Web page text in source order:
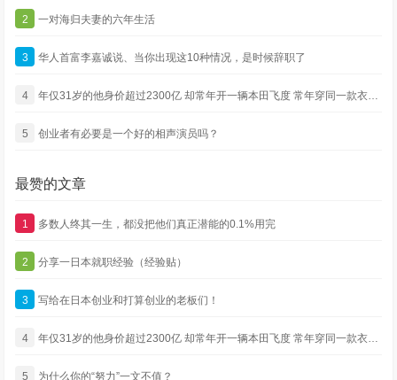
2 一对海归夫妻的六年生活
3 华人首富李嘉诚说、当你出现这10种情况，是时候辞职了
4 年仅31岁的他身价超过2300亿 却常年开一辆本田飞度 常年穿同一款衣服 还没有绯闻
5 创业者有必要是一个好的相声演员吗？
最赞的文章
1 多数人终其一生，都没把他们真正潜能的0.1%用完
2 分享一日本就职经验（经验贴）
3 写给在日本创业和打算创业的老板们！
4 年仅31岁的他身价超过2300亿 却常年开一辆本田飞度 常年穿同一款衣服 还没有绯闻
5 为什么你的“努力”一文不值？